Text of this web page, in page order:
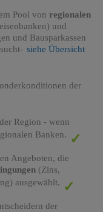
Pool von regionalen
und
und Bausparkassen
siehe Übersicht
der
Region - wenn
Banken.
Angeboten, die
(Zins,
ausgewählt.
der